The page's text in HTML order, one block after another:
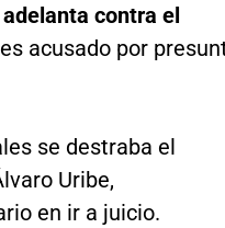
contra el
acusado por
se destraba el
Uribe,
en ir a juicio.